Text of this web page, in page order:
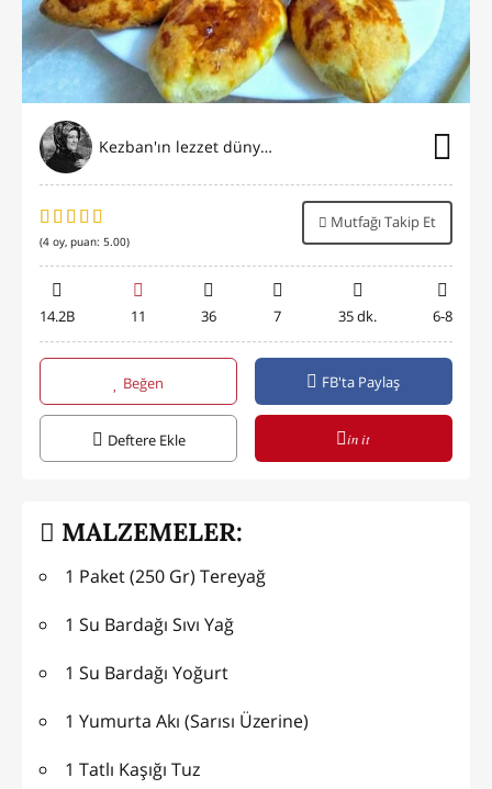
Kezban'ın lezzet dünyası
(4 oy, puan: 5.00)
Mutfağı Takip Et
14.2B 11 36 7 35 dk. 6-8
Beğen FB'ta Paylaş
Deftere Ekle in it
MALZEMELER:
1 Paket (250 Gr) Tereyağ
1 Su Bardağı Sıvı Yağ
1 Su Bardağı Yoğurt
1 Yumurta Akı (Sarısı Üzerine)
1 Tatlı Kaşığı Tuz